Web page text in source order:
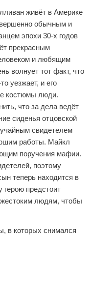
живёт в Америке
обычным и
эпохи 30-х годов
прекрасным
и любящим
волнует тот факт, что
уезжает, и его
костюмы люди.
что за дела ведёт
сиденья отцовской
свидетелем
работы. Майкл
поручения мафии.
поэтому
теперь находится в
герою предстоит
людям, чтобы
в которых снимался